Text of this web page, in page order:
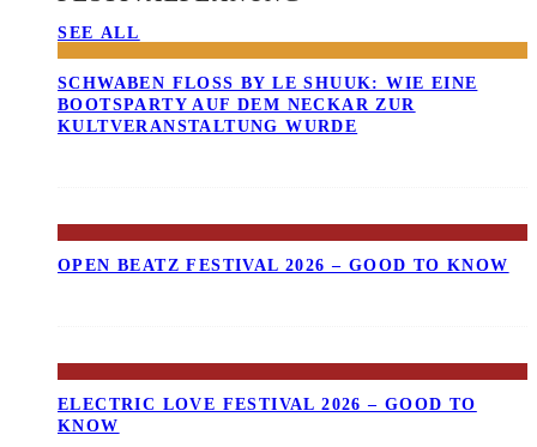
SEE ALL
SCHWABEN FLOSS BY LE SHUUK: WIE EINE B
OOTSPARTY AUF DEM NECKAR ZUR K
ULTVERANSTALTUNG WURDE
OPEN BEATZ FESTIVAL 2026 – GOOD TO KNOW
ELECTRIC LOVE FESTIVAL 2026 – GOOD TO
KNOW